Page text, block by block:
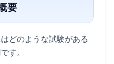
要
どのような試験がある
す。